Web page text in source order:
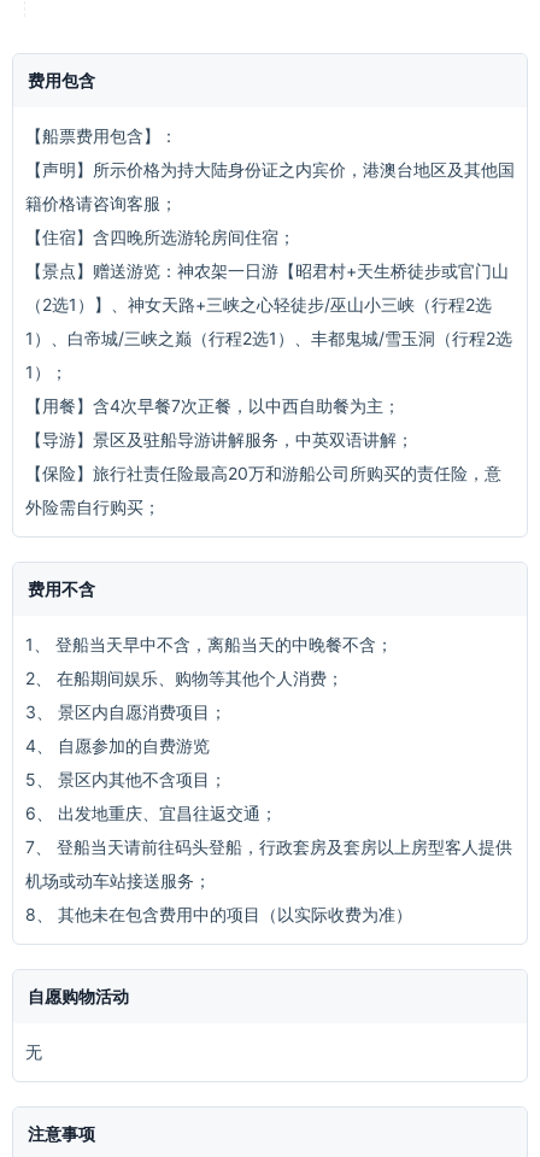
费用包含
【船票费用包含】：
【声明】所示价格为持大陆身份证之内宾价，港澳台地区及其他国
籍价格请咨询客服；
【住宿】含四晚所选游轮房间住宿；
【景点】赠送游览：神农架一日游【昭君村+天生桥徒步或官门山
（2选1）】、神女天路+三峡之心轻徒步/巫山小三峡（行程2选
1）、白帝城/三峡之巅（行程2选1）、丰都鬼城/雪玉洞（行程2选
1）；
【用餐】含4次早餐7次正餐，以中西自助餐为主；
【导游】景区及驻船导游讲解服务，中英双语讲解；
【保险】旅行社责任险最高20万和游船公司所购买的责任险，意
外险需自行购买；
费用不含
1、 登船当天早中不含，离船当天的中晚餐不含；
2、 在船期间娱乐、购物等其他个人消费；
3、 景区内自愿消费项目；
4、 自愿参加的自费游览
5、 景区内其他不含项目；
6、 出发地重庆、宜昌往返交通；
7、 登船当天请前往码头登船，行政套房及套房以上房型客人提供
机场或动车站接送服务；
8、 其他未在包含费用中的项目（以实际收费为准）
自愿购物活动
无
注意事项